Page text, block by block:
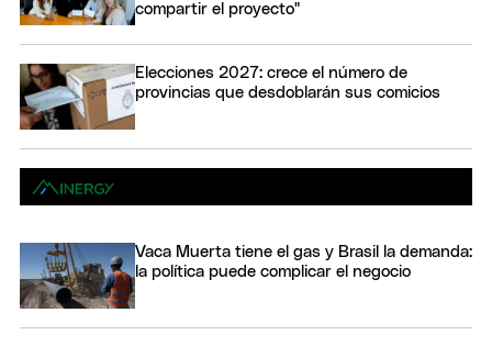
compartir el proyecto"
Elecciones 2027: crece el número de
provincias que desdoblarán sus comicios
Vaca Muerta tiene el gas y Brasil la demanda:
la política puede complicar el negocio